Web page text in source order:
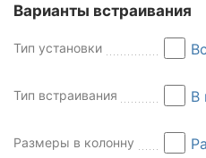
Варианты встраивания
Тип установки
Тип встраивания В
Размеры в колонну